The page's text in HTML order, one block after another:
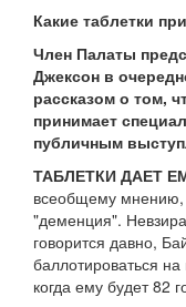
Какие таблетки
Член Палаты
Джексон в
рассказом о том,
принимает
публичным
ТАБЛЕТКИ ДАЕТ
всеобщему мнению,
"деменция".
говорится давно,
баллотироваться
когда ему будет 82